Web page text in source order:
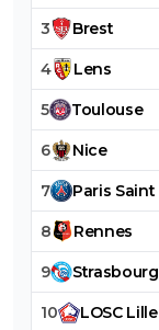
3 Brest
4 Lens
5 Toulouse
6 Nice
7 Paris Saint
8 Rennes
9 Strasbourg
10 LOSC Lille